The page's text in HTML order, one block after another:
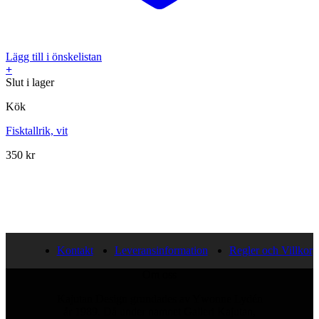
Lägg till i önskelistan
+
Slut i lager
Kök
Fisktallrik, vit
350 kr
Kontakt Leveransinformation
Regler och Villkor